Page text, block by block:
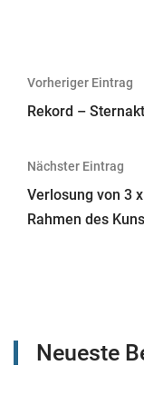
Vorheriger Eintrag
Rekord –
Nächster Eintrag
Verlosung von 3
Rahmen des
Neueste